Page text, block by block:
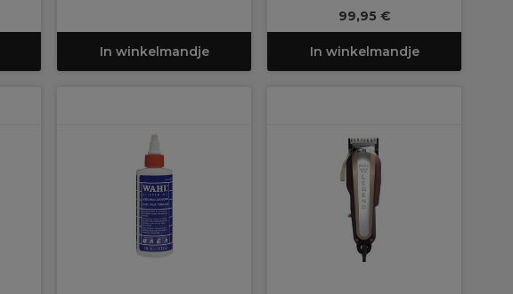
In winkelmandje
99,95 €
In winkelmandje